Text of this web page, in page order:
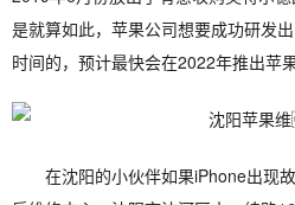
是就算如此，苹果公司想要成功研发
时间的，预计最快会在2022年推出苹
在沈阳的小伙伴如果iPhone出现故